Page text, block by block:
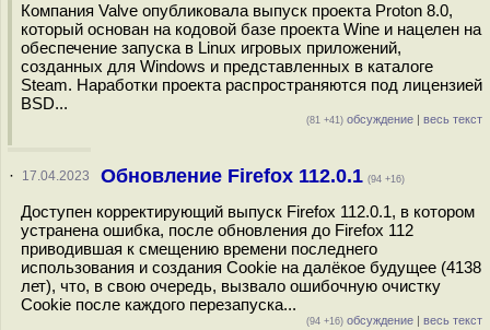
Компания Valve опубликовала выпуск проекта Proton 8.0,
который основан на кодовой базе проекта Wine и нацелен на
обеспечение запуска в Linux игровых приложений,
созданных для Windows и представленных в каталоге
Steam. Наработки проекта распространяются под лицензией
BSD...
(81 +41) обсуждение | весь текст
· 17.04.2023 Обновление Firefox 112.0.1 (94 +16)
Доступен корректирующий выпуск Firefox 112.0.1, в котором
устранена ошибка, после обновления до Firefox 112
приводившая к смещению времени последнего
использования и создания Cookie на далёкое будущее (4138
лет), что, в свою очередь, вызвало ошибочную очистку
Cookie после каждого перезапуска...
(94 +16) обсуждение | весь текст